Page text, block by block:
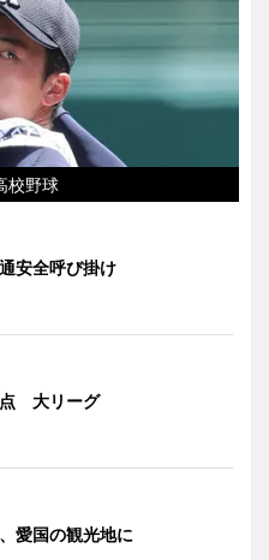
校野球
安全呼び掛け
点 大リーグ
愛国の観光地に